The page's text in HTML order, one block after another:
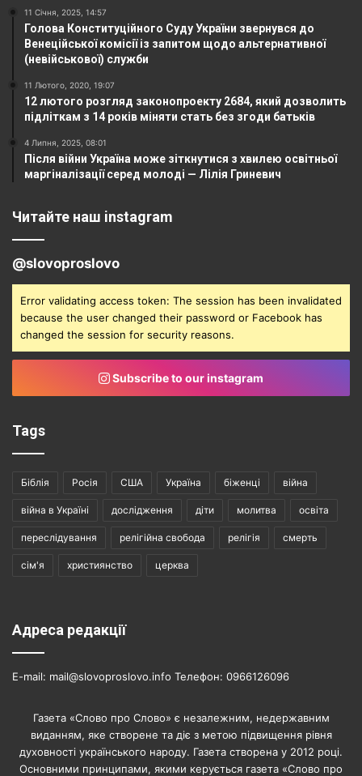
11 Січня, 2025, 14:57
Голова Конституційного Суду України звернувся до
Венеційської комісії із запитом щодо альтернативної
(невійськової) служби
11 Лютого, 2020, 19:07
12 лютого розгляд законопроекту 2684, який дозволить
підліткам з 14 років міняти стать без згоди батьків
4 Липня, 2025, 08:01
Після війни Україна може зіткнутися з хвилею освітньої
маргіналізації серед молоді — Лілія Гриневич
Читайте наш instagram
@slovoproslovo
Error validating access token: The session has been invalidated
because the user changed their password or Facebook has
changed the session for security reasons.
Subscribe to our instagram
Tags
Біблія Росія США Україна біженці війна
війна в Україні дослідження діти молитва освіта
переслідування релігійна свобода релігія смерть
сім'я християнство церква
Адреса редакції
E-mail: mail@slovoproslovo.info Телефон: 0966126096
Газета «Слово про Слово» є незалежним, недержавним
виданням, яке створене та діє з метою підвищення рівня
духовності українського народу. Газета створена у 2012 році.
Основними принципами, якими керується газета «Слово про